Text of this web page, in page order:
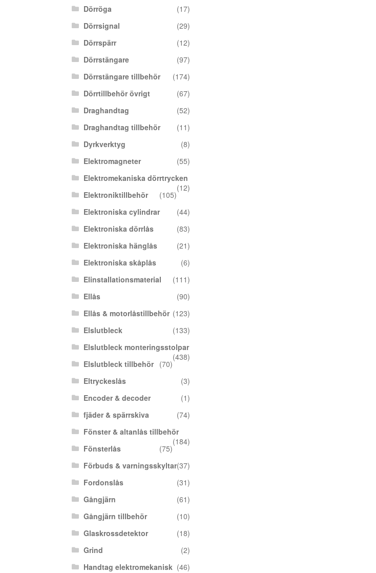
Dörröga
(17)
Dörrsignal
(29)
Dörrspärr
(12)
Dörrstängare
(97)
Dörrstängare tillbehör
(174)
Dörrtillbehör övrigt
(67)
Draghandtag
(52)
Draghandtag tillbehör
(11)
Dyrkverktyg
(8)
Elektromagneter
(55)
Elektromekaniska dörrtrycken
(12)
Elektroniktillbehör
(105)
Elektroniska cylindrar
(44)
Elektroniska dörrlås
(83)
Elektroniska hänglås
(21)
Elektroniska skåplås
(6)
Elinstallationsmaterial
(111)
Ellås
(90)
Ellås & motorlåstillbehör (123)
Elslutbleck
(133)
Elslutbleck monteringsstolpar
(438)
Elslutbleck tillbehör
(70)
Eltryckeslås
(3)
Encoder & decoder
(1)
fjäder & spärrskiva
(74)
Fönster & altanlås tillbehör
(184)
Fönsterlås
(75)
Förbuds & varningsskyltar(37)
Fordonslås
(31)
Gångjärn
(61)
Gångjärn tillbehör
(10)
Glaskrossdetektor
(18)
Grind
(2)
Handtag elektromekanisk (46)